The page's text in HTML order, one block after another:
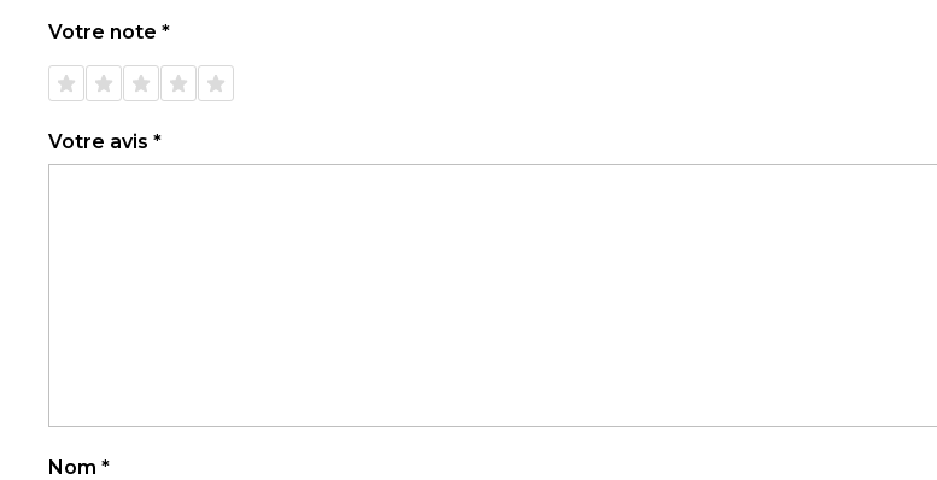
Votre note *
1 étoile
sur 5
2 étoiles
sur 5
3 étoiles
sur 5
4 étoiles
sur 5
5 étoiles
sur 5
Votre avis *
Nom *